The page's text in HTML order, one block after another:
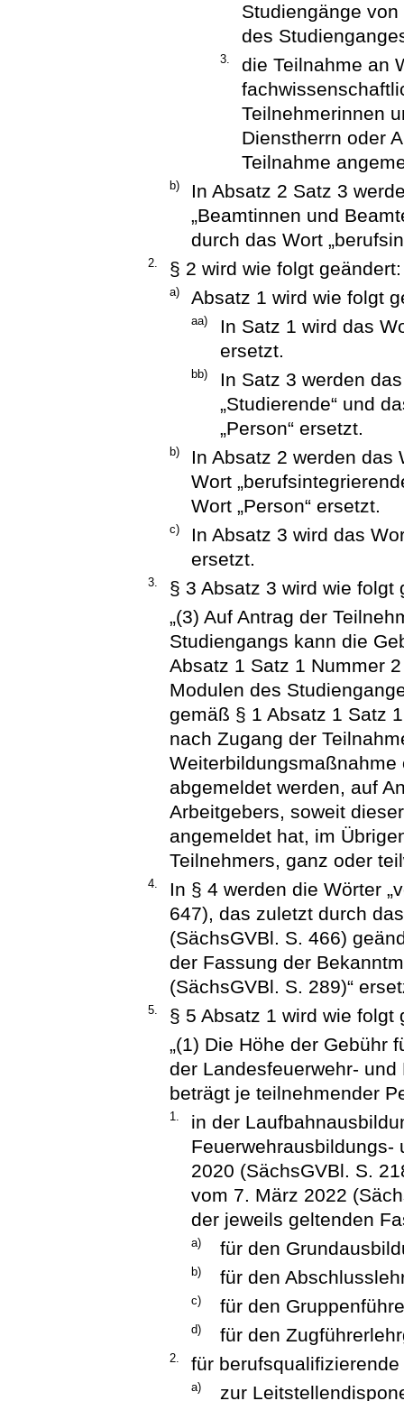
Studiengänge
des
3.
die Teilnahme an
Teilnehmerinnen
Dienstherrn oder
Teilnahme
b)
In Absatz 2 Satz 3
„Beamtinnen und
durch das Wort
2. § 2 wird wie folgt geändert:
a) Absatz 1 wird wie folgt
aa)
In Satz 1 wird das
ersetzt.
bb)
In Satz 3 werden
„Studierende“ und
„Person“ ersetzt.
b)
In Absatz 2 werden das
Wort
Wort „Person“ ersetzt.
c)
In Absatz 3 wird das
ersetzt.
3.
§ 3 Absatz 3 wird wie folgt
„(3) Auf Antrag der
Studiengangs kann die
Absatz 1 Satz 1 Nummer
Modulen des
gemäß § 1 Absatz 1 Satz
nach Zugang der
abgemeldet werden, auf
Arbeitgebers, soweit
angemeldet hat, im
Teilnehmers, ganz oder
4.
In § 4 werden die Wörter
647), das zuletzt durch
(SächsGVBl. S. 466)
der Fassung der
(SächsGVBl. S. 289)“
5.
§ 5 Absatz 1 wird wie folgt
„(1) Die Höhe der Gebühr
der Landesfeuerwehr-
beträgt je teilnehmender
1.
in der
Feuerwehrausbildungs-
2020 (SächsGVBl. S.
vom 7. März 2022
der jeweils geltenden
a) für den
b) für den
c) für den
d) für den
2. für
a) zur